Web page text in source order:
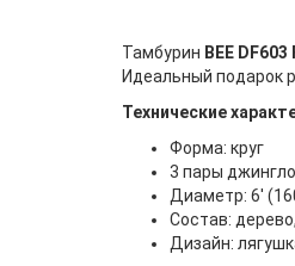
Тамбурин BEE
Идеальный подарок
Технические
Форма: круг
3 пары
Диаметр: 6'
Состав:
Дизайн: